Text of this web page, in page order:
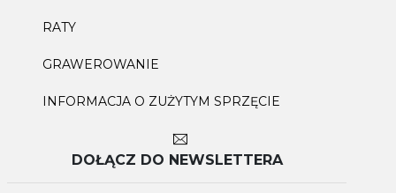
RATY
GRAWEROWANIE
INFORMACJA O ZUŻYTYM SPRZĘCIE
DOŁĄCZ DO NEWSLETTERA